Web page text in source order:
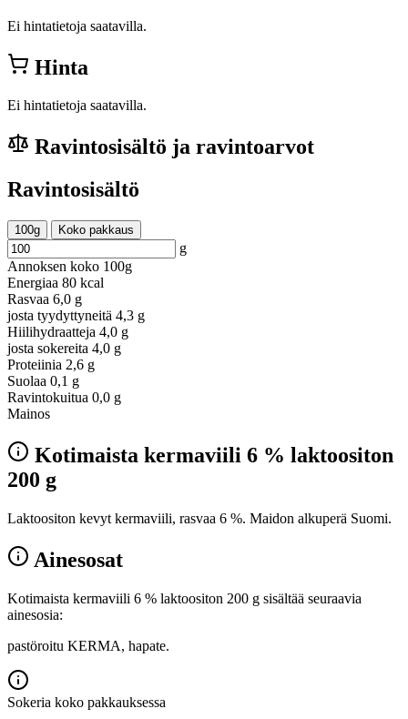
Ei hintatietoja saatavilla.
Hinta
Ei hintatietoja saatavilla.
Ravintosisältö ja ravintoarvot
Ravintosisältö
100g Koko pakkaus
g
Annoksen koko 100g
Energiaa 80 kcal
Rasvaa 6,0 g
josta tyydyttyneitä 4,3 g
Hiilihydraatteja 4,0 g
josta sokereita 4,0 g
Proteiinia 2,6 g
Suolaa 0,1 g
Ravintokuitua 0,0 g
Mainos
Kotimaista kermaviili 6 % laktoositon
200 g
Laktoositon kevyt kermaviili, rasvaa 6 %. Maidon alkuperä Suomi.
Ainesosat
Kotimaista kermaviili 6 % laktoositon 200 g sisältää seuraavia
ainesosia:
pastöroitu KERMA, hapate.
Sokeria koko pakkauksessa